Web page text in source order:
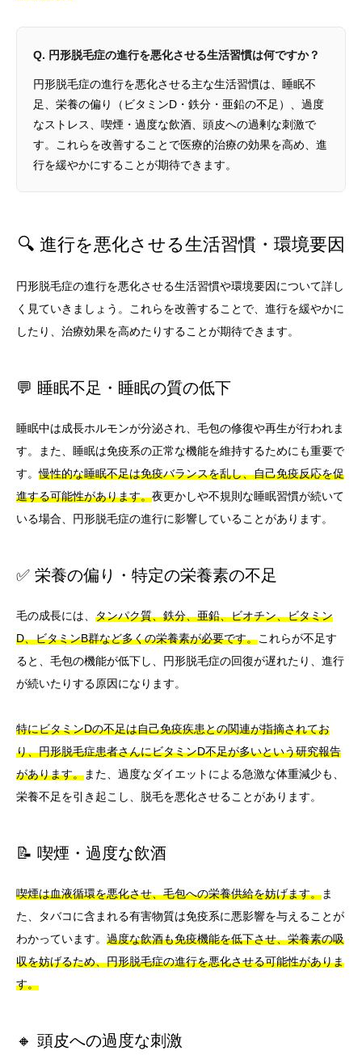
Q. 円形脱毛症の進行を悪化させる生活習慣は何ですか？
円形脱毛症の進行を悪化させる主な生活習慣は、睡眠不
足、栄養の偏り（ビタミンD・鉄分・亜鉛の不足）、過度
なストレス、喫煙・過度な飲酒、頭皮への過剰な刺激で
す。これらを改善することで医療的治療の効果を高め、進
行を緩やかにすることが期待できます。
🔍 進行を悪化させる生活習慣・環境要因
円形脱毛症の進行を悪化させる生活習慣や環境要因について詳し
く見ていきましょう。これらを改善することで、進行を緩やかに
したり、治療効果を高めたりすることが期待できます。
💬 睡眠不足・睡眠の質の低下
睡眠中は成長ホルモンが分泌され、毛包の修復や再生が行われま
す。また、睡眠は免疫系の正常な機能を維持するためにも重要で
す。慢性的な睡眠不足は免疫バランスを乱し、自己免疫反応を促
進する可能性があります。夜更かしや不規則な睡眠習慣が続いて
いる場合、円形脱毛症の進行に影響していることがあります。
✅ 栄養の偏り・特定の栄養素の不足
毛の成長には、 タンパク質、鉄分、亜鉛、ビオチン、ビタミン
D、ビタミンB群など多くの栄養素が必要です。これらが不足す
ると、毛包の機能が低下し、円形脱毛症の回復が遅れたり、進行
が続いたりする原因になります。
特にビタミンDの不足は自己免疫疾患との関連が指摘されてお
り、円形脱毛症患者さんにビタミンD不足が多いという研究報告
があります。また、過度なダイエットによる急激な体重減少も、
栄養不足を引き起こし、脱毛を悪化させることがあります。
📝 喫煙・過度な飲酒
喫煙は血液循環を悪化させ、毛包への栄養供給を妨げます。ま
た、タバコに含まれる有害物質は免疫系に悪影響を与えることが
わかっています。 過度な飲酒も免疫機能を低下させ、栄養素の吸
収を妨げるため、円形脱毛症の進行を悪化させる可能性がありま
す。
🔸 頭皮への過度な刺激